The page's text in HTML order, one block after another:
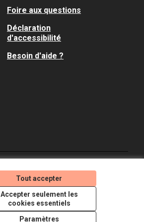
Tout accepter
Accepter seulement les
cookies essentiels
Paramètres
Foire aux questions
Déclaration
d'accessibilité
Besoin d'aide ?
(Lien externe)
(Lien externe)
(Lien externe)
Licence Creative
(Lien externe)